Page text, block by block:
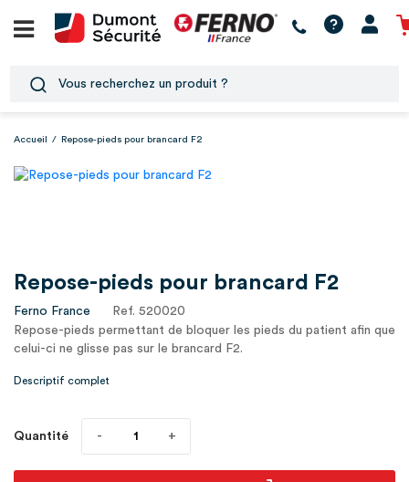
Accueil / Repose-pieds pour brancard F2
Repose-pieds pour brancard F2
Ferno France
Ref. 520020
Repose-pieds permettant de bloquer les pieds du patient afin que
celui-ci ne glisse pas sur le brancard F2.
Descriptif complet
Quantité